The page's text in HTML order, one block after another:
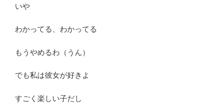
いや
わかってる、わかってる
もうやめるわ（うん）
でも私は彼女が好きよ
すごく楽しい子だし